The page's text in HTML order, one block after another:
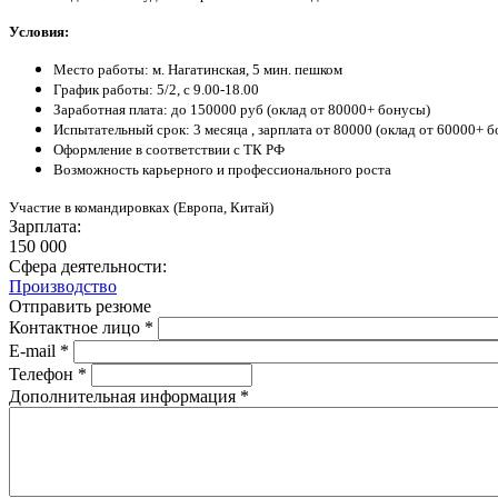
Условия:
Место работы: м. Нагатинская, 5 мин. пешком
График работы: 5/2, с 9.00-18.00
Заработная плата: до 150000 руб (оклад от 80000+ бонусы)
Испытательный срок: 3 месяца , зарплата от 80000 (оклад от 60000+
Оформление в соответствии с ТК РФ
Возможность карьерного и профессионального роста
Участие в командировках (Европа, Китай)
Зарплата:
150 000
Сфера деятельности:
Производство
Отправить резюме
Контактное лицо *
E-mail *
Телефон *
Дополнительная информация *